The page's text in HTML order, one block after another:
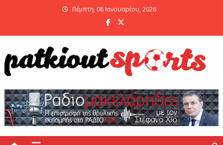
Πέμπτη, 08 Ιανουαρίου, 2026